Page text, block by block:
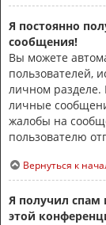
Я постоянно
сообщения!
Вы можете
пользователей,
личном разделе.
личные
жалобы на
пользователю
Вернуться к
Я получил спам
этой